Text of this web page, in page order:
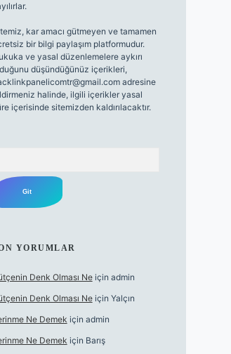
kar amacı gütmeyen ve tamamen
bir bilgi paylaşım platformudur.
ve yasal düzenlemelere aykırı
düşündüğünüz içerikleri,
adresine
halinde, ilgili içerikler yasal
içerisinde sitemizden kaldırılacaktır.
YORUMLAR
Denk Olması Neiçin admin
Denk Olması Neiçin Yalçın
Ne Demek için admin
Ne Demek için Barış